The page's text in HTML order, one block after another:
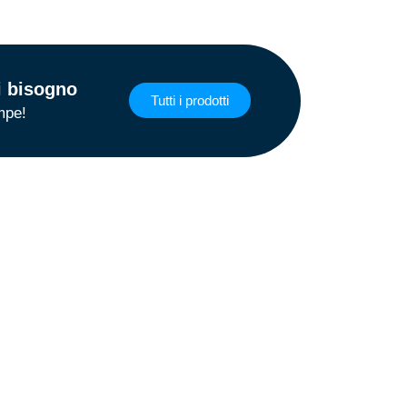
bisogno
Tutti i prodotti